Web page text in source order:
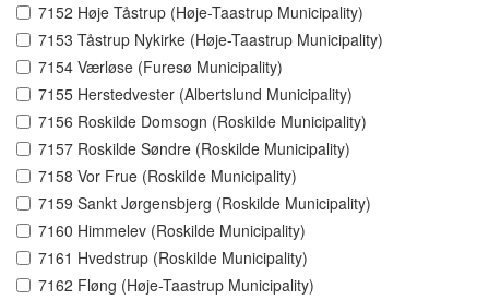
7152 Høje Tåstrup (Høje-Taastrup Municipality)
7153 Tåstrup Nykirke (Høje-Taastrup Municipality)
7154 Værløse (Furesø Municipality)
7155 Herstedvester (Albertslund Municipality)
7156 Roskilde Domsogn (Roskilde Municipality)
7157 Roskilde Søndre (Roskilde Municipality)
7158 Vor Frue (Roskilde Municipality)
7159 Sankt Jørgensbjerg (Roskilde Municipality)
7160 Himmelev (Roskilde Municipality)
7161 Hvedstrup (Roskilde Municipality)
7162 Fløng (Høje-Taastrup Municipality)